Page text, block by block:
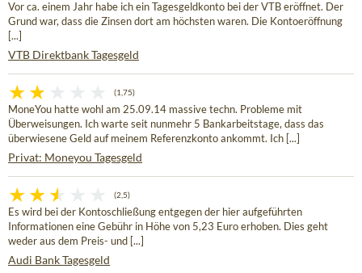
Vor ca. einem Jahr habe ich ein Tagesgeldkonto bei der VTB eröffnet. Der
Grund war, dass die Zinsen dort am höchsten waren. Die Kontoeröffnung
[...]
VTB Direktbank Tagesgeld
(1,75)
MoneYou hatte wohl am 25.09.14 massive techn. Probleme mit
Überweisungen. Ich warte seit nunmehr 5 Bankarbeitstage, dass das
überwiesene Geld auf meinem Referenzkonto ankommt. Ich [...]
Privat: Moneyou Tagesgeld
(2,5)
Es wird bei der Kontoschließung entgegen der hier aufgeführten
Informationen eine Gebühr in Höhe von 5,23 Euro erhoben. Dies geht
weder aus dem Preis- und [...]
Audi Bank Tagesgeld